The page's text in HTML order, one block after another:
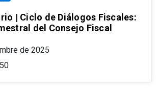
| Ciclo de Diálogos Fiscales:
del Consejo Fiscal
de 2025